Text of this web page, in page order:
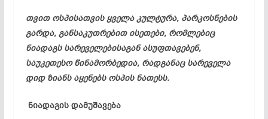
თვით ოსპისათვის ყველა კულტურა, პარკოსნების
გარდა, განსაკუთრებით ისეთები, რომლებიც
ნიადაგს სარეველებისაგან ასუფთავებენ,
საუკეთესო წინამორბედია, რადგანაც სარეველა
დიდ ზიანს აყენებს ოსპის ნათესს.
ნიადაგის დამუშავება